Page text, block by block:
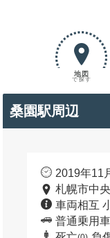
地図
で探す
桑園駅周辺
2019年11
札幌市中
車両相互
普通乗用車